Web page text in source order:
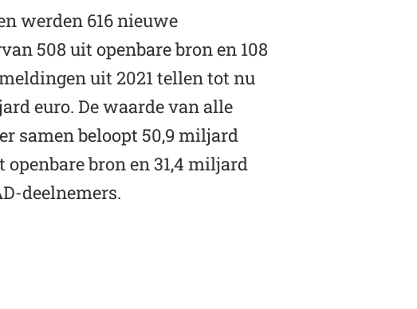
werden 616 nieuwe
508 uit openbare bron en 108
uit 2021 tellen tot nu
euro. De waarde van alle
samen beloopt 50,9 miljard
bron en 31,4 miljard
deelnemers.